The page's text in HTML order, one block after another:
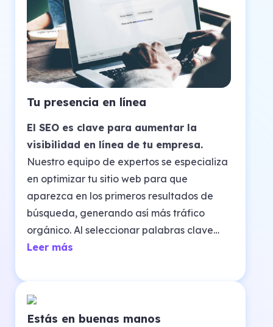
Tu presencia en línea
El SEO es clave para aumentar la
visibilidad en línea de tu empresa.
Nuestro equipo de expertos se especializa
en optimizar tu sitio web para que
aparezca en los primeros resultados de
búsqueda, generando así más tráfico
orgánico. Al seleccionar palabras clave
relevantes y aplicar las mejores prácticas,
Leer más
Estás en buenas manos